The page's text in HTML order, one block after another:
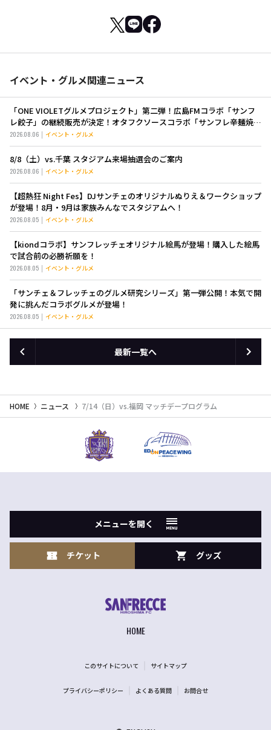
イベント・グルメ関連ニュース
「ONE VIOLETグルメプロジェクト」第二弾！広島FMコラボ「サンフ
レ餃子」の継続販売が決定！オタフクソースコラボ「サンフレ辛麺焼き
そば」も新登場！
2026.08.06 イベント・グルメ
8/8（土）vs.千葉 スタジアム来場抽選会のご案内
2026.08.06 イベント・グルメ
【超熱狂 Night Fes】DJサンチェのオリジナルぬりえ＆ワークショップ
が登場！8月・9月は家族みんなでスタジアムへ！
2026.08.05 イベント・グルメ
【kiondコラボ】サンフレッチェオリジナル絵馬が登場！購入した絵馬
で試合前の必勝祈願を！
2026.08.05 イベント・グルメ
「サンチェ＆フレッチェのグルメ研究シリーズ」第一弾公開！本気で開
発に挑んだコラボグルメが登場！
2026.08.05 イベント・グルメ
最新一覧へ
HOME ニュース 7/14（日）vs.福岡 マッチデープログラム
メニューを開く
チケット グッズ
HOME
このサイトについて サイトマップ
プライバシーポリシー よくある質問 お問合せ